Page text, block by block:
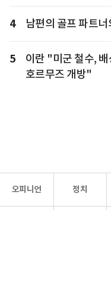
4 남편의 골프 파트너
5
이란 "미군 철수,
호르무즈 개방"
오피니언 정치